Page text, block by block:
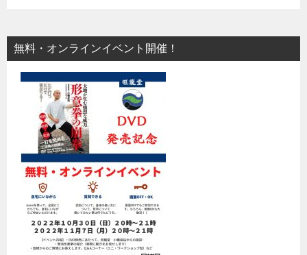
無料・オンラインイベント開催！